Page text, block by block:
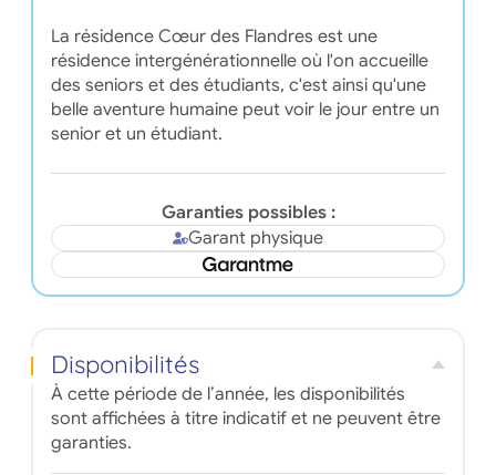
La résidence Cœur des Flandres est une
résidence intergénérationnelle où l'on accueille
des seniors et des étudiants, c'est ainsi qu'une
belle aventure humaine peut voir le jour entre un
senior et un étudiant.
Garanties possibles :
Garant physique
Disponibilités
À cette période de l’année, les disponibilités
sont affichées à titre indicatif et ne peuvent être
garanties.